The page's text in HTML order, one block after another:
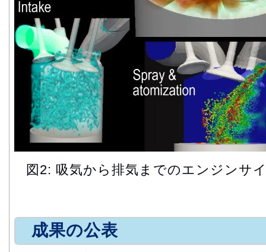
図2: 吸気から排気までのエンジンサ
成果の公表